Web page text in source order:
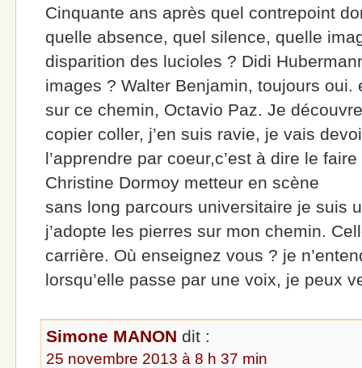
Cinquante ans après quel contrepoint
quelle absence, quel silence, quelle
disparition des lucioles ? Didi
images ? Walter Benjamin, toujours
sur ce chemin, Octavio Paz. Je
copier coller, j’en suis ravie, je vais
l’apprendre par coeur,c’est à dire le
Christine Dormoy metteur en scène
sans long parcours universitaire je suis
j’adopte les pierres sur mon chemin.
carrière. Où enseignez vous ? je
lorsqu’elle passe par une voix, je peux
Simone MANON dit :
25 novembre 2013 à 8 h 37 min